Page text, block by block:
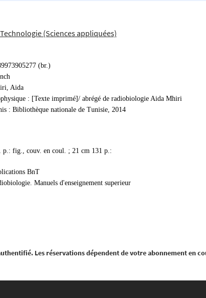
(Sciences appliquées)
(br.)
Aida
: [Texte imprimé]/ abrégé de radiobiologie Aida Mhiri
: Bibliothèque nationale de Tunisie, 2014
p.: fig., couv. en coul. ; 21 cm 131 p.:
BnT
Manuels d'enseignement superieur
Les réservations dépendent de votre abonnement en